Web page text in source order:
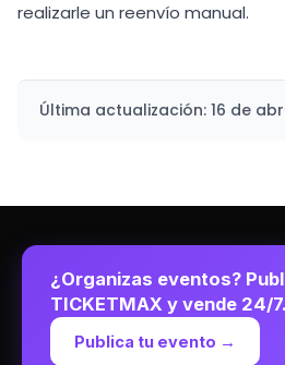
realizarle un reenvío manual.
Última actualización: 16 de
¿Organizas eventos?
TICKETMAX y vende 24/7.
Publica tu evento →